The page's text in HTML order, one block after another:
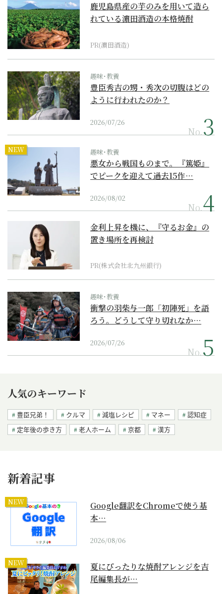
鹿児島県産の芋のみを用いて造ら
れている濵田酒造の本格焼酎
PR(濵田酒造)
趣味･教養
豊臣秀吉の甥・秀次の切腹はどの
ように行われたのか？
2026/07/26
No.
NEW 趣味･教養
悪女から戦国ものまで。『篤姫』
でピークを迎えて過去15作…
2026/08/02
No.
金利上昇を機に、『守るお金』の
置き場所を再検討
PR(株式会社北九州銀行)
趣味･教養
衝撃の羽柴与一郎「初陣死」を語
ろう。どうして守り切れなか…
2026/07/26
No.
人気のキーワード
豊臣兄弟！ クルマ 減塩レシピ マネー
認知症
定年後の歩き方
老人ホーム 京都 漢方
新着記事
NEW
Google翻訳をChromeで使う基
本…
2026/08/06
NEW
夏にぴったりな焼酎アレンジを吉
尾編集長が…